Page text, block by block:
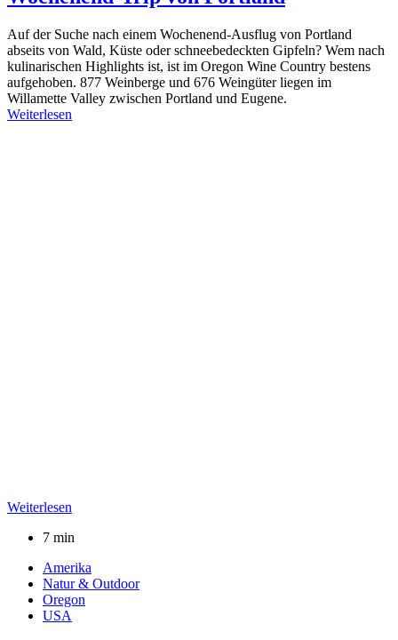
Auf der Suche nach einem Wochenend-Ausflug von Portland
abseits von Wald, Küste oder schneebedeckten Gipfeln? Wem nach
kulinarischen Highlights ist, ist im Oregon Wine Country bestens
aufgehoben. 877 Weinberge und 676 Weingüter liegen im
Willamette Valley zwischen Portland und Eugene.
Weiterlesen
Weiterlesen
7 min
Amerika
Natur & Outdoor
Oregon
USA